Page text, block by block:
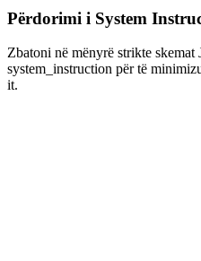
Përdorimi i System
Zbatoni në mënyrë strikte
system_instruction për të
it.